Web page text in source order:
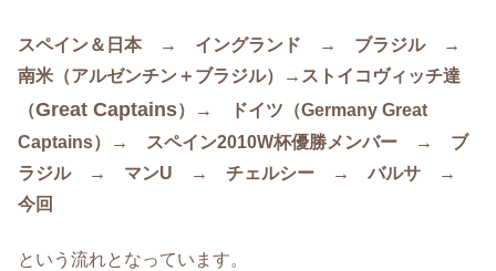
スペイン＆日本 → イングランド → ブラジル →
南米（アルゼンチン＋ブラジル）→ストイコヴィッチ達
（Great Captains）→ ドイツ（Germany Great
Captains）→ スペイン2010W杯優勝メンバー → ブ
ラジル → マンU → チェルシー → バルサ →
今回
という流れとなっています。